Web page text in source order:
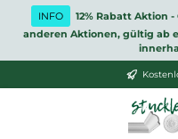
Zum Hauptinhalt springen
INFO
12% Rabatt Aktion
anderen Aktionen, gültig ab